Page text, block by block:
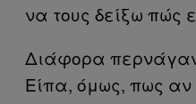
να τους δείξω πώς
Διάφορα
Είπα, όμως, πως αν